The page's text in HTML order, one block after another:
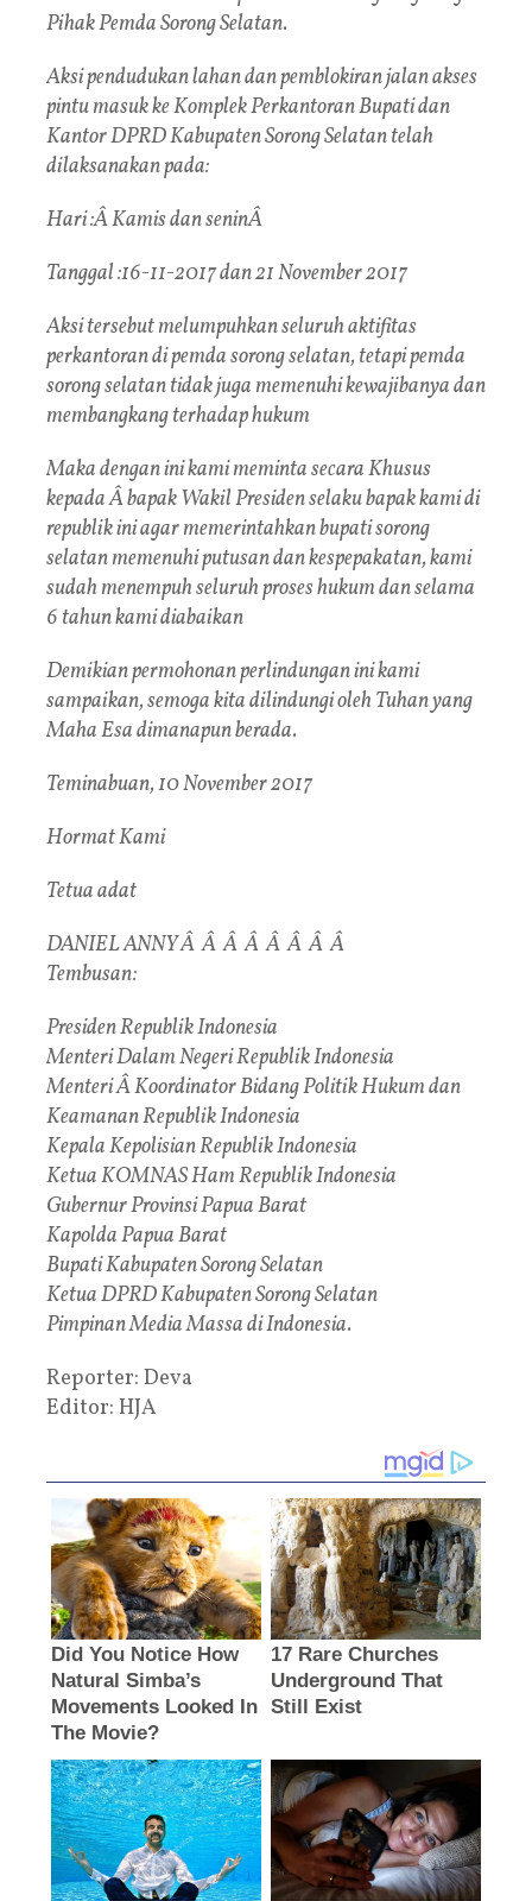
Pihak Pemda Sorong Selatan.
Aksi pendudukan lahan dan pemblokiran jalan akses
pintu masuk ke Komplek Perkantoran Bupati dan
Kantor DPRD Kabupaten Sorong Selatan telah
dilaksanakan pada:
Hari :Â Kamis dan seninÂ
Tanggal :16-11-2017 dan 21 November 2017
Aksi tersebut melumpuhkan seluruh aktifitas
perkantoran di pemda sorong selatan, tetapi pemda
sorong selatan tidak juga memenuhi kewajibanya dan
membangkang terhadap hukum
Maka dengan ini kami meminta secara Khusus
kepada Â bapak Wakil Presiden selaku bapak kami di
republik ini agar memerintahkan bupati sorong
selatan memenuhi putusan dan kespepakatan, kami
sudah menempuh seluruh proses hukum dan selama
6 tahun kami diabaikan
Demikian permohonan perlindungan ini kami
sampaikan, semoga kita dilindungi oleh Tuhan yang
Maha Esa dimanapun berada.
Teminabuan, 10 November 2017
Hormat Kami
Tetua adat
DANIEL ANNY Â Â Â Â Â Â Â Â
Tembusan:
Presiden Republik Indonesia
Menteri Dalam Negeri Republik Indonesia
Menteri Â Koordinator Bidang Politik Hukum dan
Keamanan Republik Indonesia
Kepala Kepolisian Republik Indonesia
Ketua KOMNAS Ham Republik Indonesia
Gubernur Provinsi Papua Barat
Kapolda Papua Barat
Bupati Kabupaten Sorong Selatan
Ketua DPRD Kabupaten Sorong Selatan
Pimpinan Media Massa di Indonesia.
Reporter: Deva
Editor: HJA